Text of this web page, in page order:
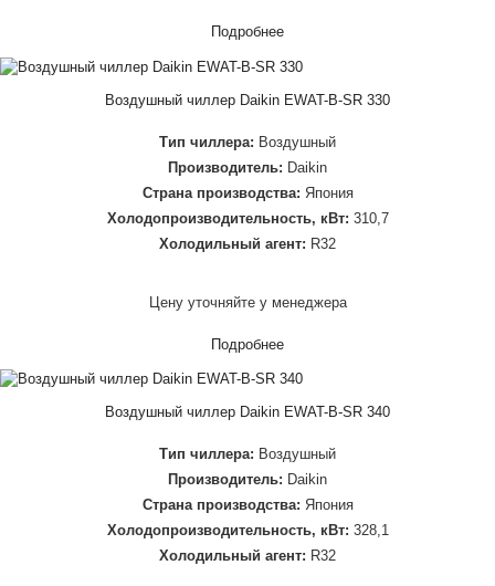
Подробнее
Воздушный чиллер Daikin EWAT-B-SR 330
Тип чиллера: Воздушный
Производитель: Daikin
Страна производства: Япония
Холодопроизводительность, кВт: 310,7
Холодильный агент: R32
Цену уточняйте у менеджера
Подробнее
Воздушный чиллер Daikin EWAT-B-SR 340
Тип чиллера: Воздушный
Производитель: Daikin
Страна производства: Япония
Холодопроизводительность, кВт: 328,1
Холодильный агент: R32